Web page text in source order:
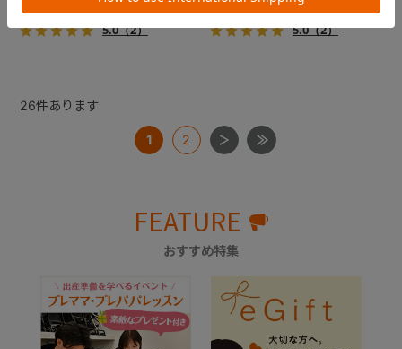
を防止！キャリー部前面にメ
ッシュがプラスされた通気性
￥39,600
5.0（2）
を防止！キャリー部前面にメ
ッシュがプラスされた通気性
￥39,600
5.0（2）
26件あります
1 2
FEATURE
おすすめ特集